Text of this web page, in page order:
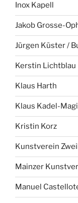
Inox Kapell
Jakob Grosse-
Jürgen Küster /
Kerstin Lichtblau
Klaus Harth
Klaus Kadel-
Kristin Korz
Kunstverein
Mainzer
Manuel